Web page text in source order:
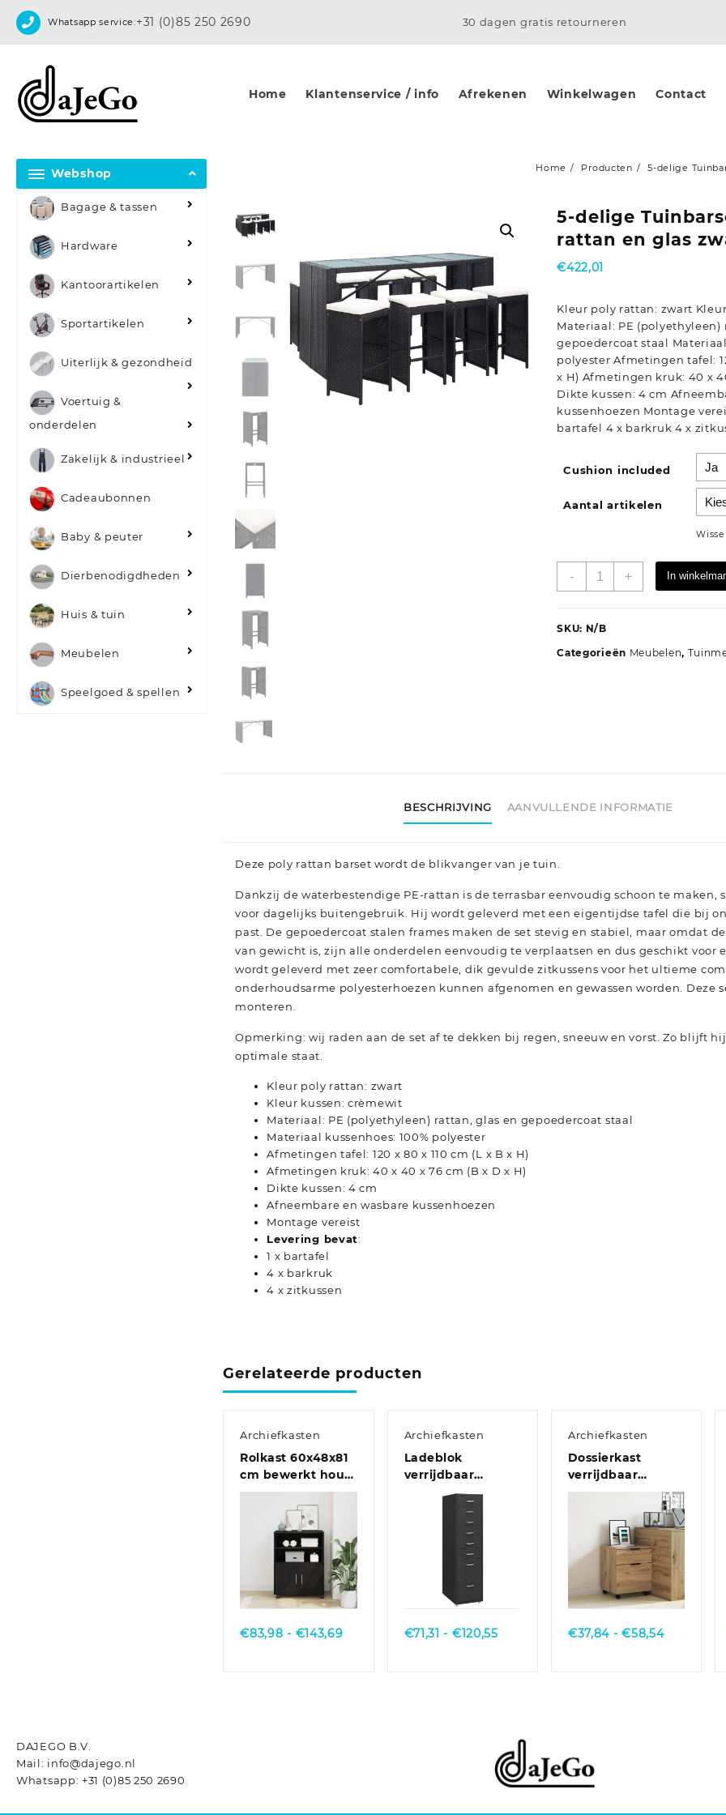
Whatsapp service:+31 (0)85 250 2690 30 dagen gratis retourneren
Home Klantenservice / info Afrekenen Winkelwagen Contact
Webshop
Bagage & tassen
Hardware
Kantoorartikelen
Sportartikelen
Uiterlijk & gezondheid
Voertuig &
onderdelen
Zakelijk & industrieel
Cadeaubonnen
Baby & peuter
Dierbenodigdheden
Huis & tuin
Meubelen
Speelgoed & spellen
Home Producten 5-delige
5-delige
rattan en glas
€422,01
Kleur poly rattan: zwart
Materiaal: PE (polyethyleen)
gepoedercoat staal
polyester Afmetingen tafel:
x H) Afmetingen kruk: 40 x
Dikte kussen: 4 cm
kussenhoezen Montage
bartafel 4 x barkruk 4 x
Cushion included
Aantal artikelen
-
poly
en
+ In
SKU: N/B
Categorieën Meubelen,
BESCHRIJVING AANVULLENDE INFORMATIE
Deze poly rattan barset wordt de blikvanger van je tuin.
Dankzij de waterbestendige PE-rattan is de terrasbar eenvoudig schoon te maken,
voor dagelijks buitengebruik. Hij wordt geleverd met een eigentijdse tafel die bij
past. De gepoedercoat stalen frames maken de set stevig en stabiel, maar omdat
van gewicht is, zijn alle onderdelen eenvoudig te verplaatsen en dus geschikt voor
wordt geleverd met zeer comfortabele, dik gevulde zitkussens voor het ultieme
onderhoudsarme polyesterhoezen kunnen afgenomen en gewassen worden. Deze
monteren.
Opmerking: wij raden aan de set af te dekken bij regen, sneeuw en vorst. Zo blijft
optimale staat.
Kleur poly rattan: zwart
Kleur kussen: crèmewit
Materiaal: PE (polyethyleen) rattan, glas en gepoedercoat staal
Materiaal kussenhoes: 100% polyester
Afmetingen tafel: 120 x 80 x 110 cm (L x B x H)
Afmetingen kruk: 40 x 40 x 76 cm (B x D x H)
Dikte kussen: 4 cm
Afneembare en wasbare kussenhoezen
Montage vereist
Levering bevat:
1 x bartafel
4 x barkruk
4 x zitkussen
Gerelateerde producten
Archiefkasten
Rolkast 60x48x81
cm bewerkt hout
oud houtkleurig
Quick View
€83,98 - €143,69Prijsklasse:
Archiefkasten
Ladeblok
verrijdbaar
28x41x109 cm
metaal grijs
€71,31 - €120,55Prijsklasse:
Archiefkasten
Dossierkast
verrijdbaar
45x38x54 cm
bruineiken
Quick View
€37,84 - €58,54Prijsklasse:
DAJEGO B.V.
Mail: info@dajego.nl
Whatsapp: +31 (0)85 250 2690